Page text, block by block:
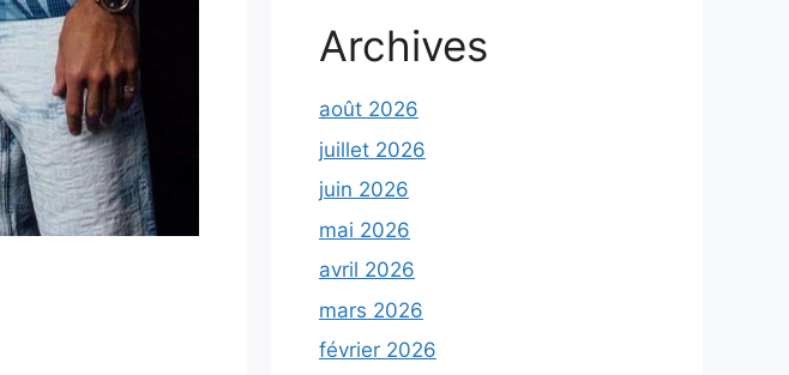
Archives
août 2026
juillet 2026
juin 2026
mai 2026
avril 2026
mars 2026
février 2026